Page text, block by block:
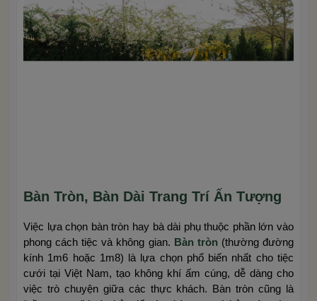
Bàn Tròn, Bàn Dài Trang Trí Ấn Tượng
Việc lựa chọn bàn tròn hay bà dài phụ thuộc phần lớn vào
phong cách tiệc và không gian. Bàn tròn(thường đường
kính 1m6 hoặc 1m8) là lựa chọn phổ biến nhất cho tiệc
cưới tại Việt Nam, tạo không khí ấm cúng, dễ dàng cho
việc trò chuyện giữa các thực khách. Bàn tròn cũng là